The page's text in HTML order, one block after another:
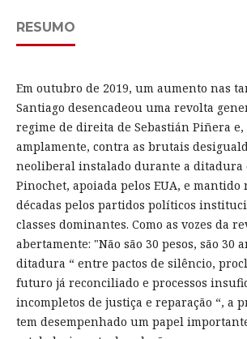
RESUMO
Em outubro de 2019, um aumento nas
Santiago desencadeou uma revolta
regime de direita de Sebastián Piñera e,
amplamente, contra as brutais
neoliberal instalado durante a ditadura
Pinochet, apoiada pelos EUA, e
décadas pelos partidos políticos
classes dominantes. Como as vozes da
abertamente: "Não são 30 pesos, são 30
ditadura “ entre pactos de silêncio,
futuro já reconciliado e processos
incompletos de justiça e reparação “, a
tem desempenhado um papel